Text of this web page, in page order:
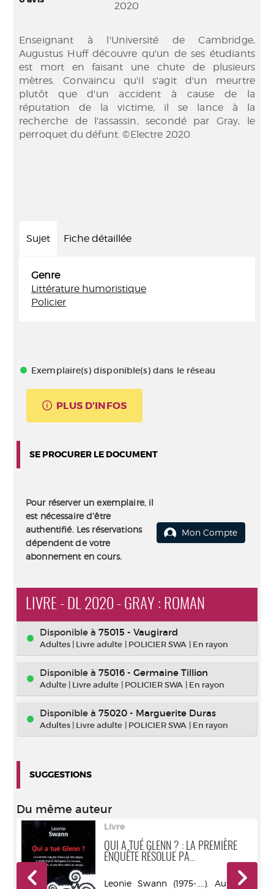
2020
Enseignant à l'Université de Cambridge,
Augustus Huff découvre qu'un de ses étudiants
est mort en faisant une chute de plusieurs
mètres. Convaincu qu'il s'agit d'un meurtre
plutôt que d'un accident à cause de la
réputation de la victime, il se lance à la
recherche de l'assassin, secondé par Gray, le
perroquet du défunt. ©Electre 2020
Sujet Fiche détaillée
Genre
Littérature humoristique
Policier
Exemplaire(s) disponible(s) dans le réseau
PLUS D'INFOS
SE PROCURER LE DOCUMENT
Pour réserver un exemplaire, il
est nécessaire d'être
authentifié. Les réservations
dépendent de votre
abonnement en cours.
Mon Compte
LIVRE - DL 2020 - GRAY : ROMAN
Disponible à 75015 - Vaugirard
Adultes | Livre adulte | POLICIER SWA | En rayon
Disponible à 75016 - Germaine Tillion
Adulte | Livre adulte | POLICIER SWA | En rayon
Disponible à 75020 - Marguerite Duras
Adultes | Livre adulte | POLICIER SWA | En rayon
SUGGESTIONS
Du même auteur
Livre
QUI A TUÉ GLENN ? : LA PREMIÈRE
ENQUÊTE RÉSOLUE PA...
Leonie Swann (1975-....). Auteur -